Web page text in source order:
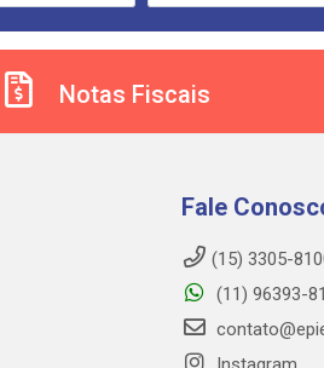
Notas Fiscais
Fale
(15) 3305-
(11) 96393-